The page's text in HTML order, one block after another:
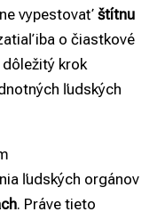
vypestovať štítnu
iba o čiastkové
krok
ľudských
ľudských orgánov
. Práve tieto